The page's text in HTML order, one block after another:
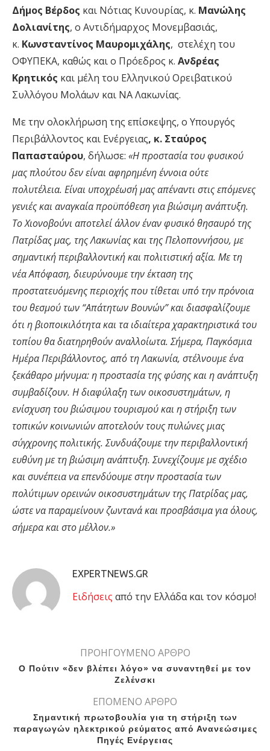
Δήμος Βέρδος και Νότιας Κυνουρίας, κ. Μανώλης
Δολιανίτης, ο Αντιδήμαρχος Μονεμβασιάς,
κ. Κωνσταντίνος Μαυρομιχάλης, στελέχη του
ΟΦΥΠΕΚΑ, καθώς και ο Πρόεδρος κ. Ανδρέας
Κρητικός και μέλη του Ελληνικού Ορειβατικού
Συλλόγου Μολάων και ΝΑ Λακωνίας.
Με την ολοκλήρωση της επίσκεψης, ο Υπουργός
Περιβάλλοντος και Ενέργειας, κ. Σταύρος
Παπασταύρου, δήλωσε: «Η προστασία του φυσικού
μας πλούτου δεν είναι αφηρημένη έννοια ούτε
πολυτέλεια. Είναι υποχρέωσή μας απέναντι στις επόμενες
γενιέςκαι αναγκαία προϋπόθεση για βιώσιμηανάπτυξη.
Το Χιονοβούνι αποτελείάλλονέναν φυσικό θησαυρό της
Πατρίδας μας, τηςΛακωνίας και της Πελοποννήσου, με
σημαντική περιβαλλοντική και πολιτιστική αξία. Μετη
νέαΑπόφαση, διευρύνουμε την έκταση της
προστατευόμενης περιοχής που τίθεται υπό την πρόνοια
του θεσμού των “ΑπάτητωνΒουνών”και διασφαλίζουμε
ότι ηβιοποικιλότητα και τα ιδιαίτερα χαρακτηριστικά του
τοπίου θα διατηρηθούν αναλλοίωτα.Σήμερα, Παγκόσμια
Ημέρα Περιβάλλοντος, από τη Λακωνία, στέλνουμε ένα
ξεκάθαρο μήνυμα: ηπροστασία της φύσης και η ανάπτυξη
συμβαδίζουν. Η διαφύλαξη των οικοσυστημάτων, η
ενίσχυση τουβιώσιμουτουρισμού και η στήριξη των
τοπικών κοινωνιών αποτελούν τους πυλώνες μιας
σύγχρονης πολιτικής. Συνδυάζουμε την περιβαλλοντική
ευθύνη με τη βιώσιμη ανάπτυξη. Συνεχίζουμε με σχέδιο
και συνέπεια να επενδύουμε στην προστασία των
πολύτιμων ορεινών οικοσυστημάτων της Πατρίδας μας,
ώστε να παραμείνουν ζωντανά και προσβάσιμα για όλους,
σήμερα και στο μέλλον.»
EXPERTNEWS.GR
Eιδήσεις από την Ελλάδα και τον κόσμο!
ΠΡΟΗΓΟΥΜΕΝΟ ΑΡΘΡΟ
Ο Πούτιν «δεν βλέπει λόγο» να συναντηθεί με τον
Ζελένσκι
ΕΠΟΜΕΝΟ ΑΡΘΡΟ
Σημαντική πρωτοβουλία για τη στήριξη των
παραγωγών ηλεκτρικού ρεύματος από Ανανεώσιμες
Πηγές Ενέργειας